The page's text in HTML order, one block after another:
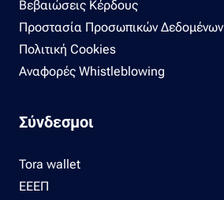
Βεβαιώσεις Κέρδους
Προστασία Προσωπικών Δεδομένων
Πολιτική Cookies
Αναφορές Whistleblowing
Σύνδεσμοι
Tora wallet
ΕΕΕΠ